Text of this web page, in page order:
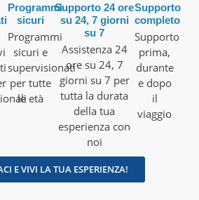
Programmi
sicuri
Programmi
sicuri e
supervisionati
per tutte
le età
Supporto 24 ore
su 24, 7 giorni
su 7
Assistenza 24
ore su 24, 7
giorni su 7 per
tutta la durata
della tua
esperienza con
noi
Supporto
completo
Supporto
prima,
durante
e dopo
il
viaggio
E VIVI LA TUA ESPERIENZA!